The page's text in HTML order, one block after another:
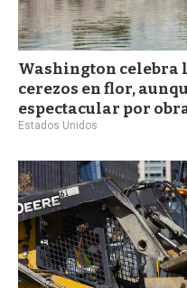
Washington celebra
cerezos en flor,
espectacular por
Estados Unidos